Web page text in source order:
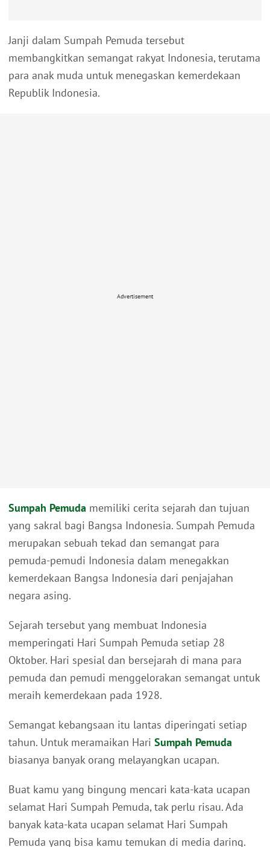
Janji dalam Sumpah Pemuda tersebut
membangkitkan semangat rakyat Indonesia, terutama
para anak muda untuk menegaskan kemerdekaan
Republik Indonesia.
Advertisement
Sumpah Pemuda memiliki cerita sejarah dan tujuan
yang sakral bagi Bangsa Indonesia. Sumpah Pemuda
merupakan sebuah tekad dan semangat para
pemuda-pemudi Indonesia dalam menegakkan
kemerdekaan Bangsa Indonesia dari penjajahan
negara asing.
Sejarah tersebut yang membuat Indonesia
memperingati Hari Sumpah Pemuda setiap 28
Oktober. Hari spesial dan bersejarah di mana para
pemuda dan pemudi menggelorakan semangat untuk
meraih kemerdekaan pada 1928.
Semangat kebangsaan itu lantas diperingati setiap
tahun. Untuk meramaikan Hari Sumpah Pemuda
biasanya banyak orang melayangkan ucapan.
Buat kamu yang bingung mencari kata-kata ucapan
selamat Hari Sumpah Pemuda, tak perlu risau. Ada
banyak kata-kata ucapan selamat Hari Sumpah
Pemuda yang bisa kamu temukan di media daring.